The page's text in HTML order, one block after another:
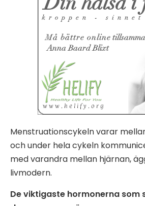
Menstruationscykeln varar
och under hela cykeln
med varandra mellan hjärnan,
livmodern.
De viktigaste hormonerna som